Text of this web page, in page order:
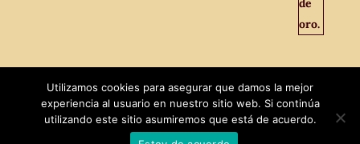
Utilizamos cookies para asegurar que damos la mejor
experiencia al usuario en nuestro sitio web. Si continúa
utilizando este sitio asumiremos que está de acuerdo.